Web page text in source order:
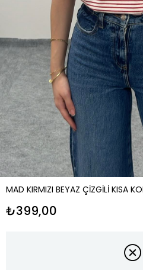
MAD KIRMIZI BEYAZ ÇIZGILI KISA
₺399,00